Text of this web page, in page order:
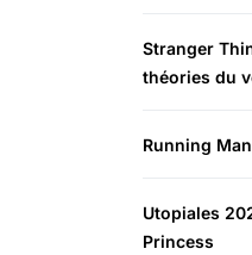
Stranger
théories du
Running
Utopiales
Princess